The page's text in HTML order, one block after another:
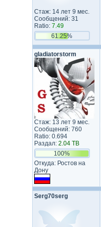
Стаж: 14 лет 9 мес.
Сообщений: 31
Ratio: 7.49
61.25%
gladiatorstorm
Стаж: 13 лет 9 мес.
Сообщений: 760
Ratio: 0.694
Раздал: 2.04 TB
100%
Откуда: Ростов на
Дону
Serg70serg